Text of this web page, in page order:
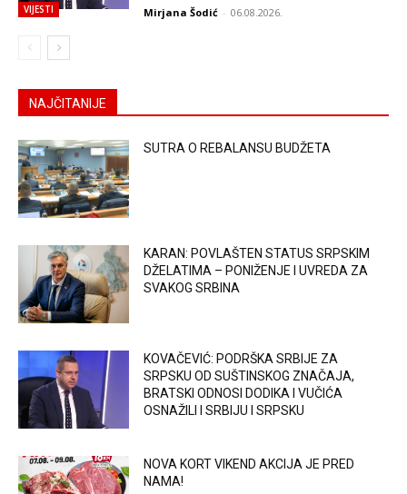
VIJESTI Mirjana Šodić - 06.08.2026.
NAJČITANIJE
SUTRA O REBALANSU BUDŽETA
KARAN: POVLAŠTEN STATUS SRPSKIM
DŽELATIMA – PONIŽENJE I UVREDA ZA
SVAKOG SRBINA
KOVAČEVIĆ: PODRŠKA SRBIJE ZA
SRPSKU OD SUŠTINSKOG ZNAČAJA,
BRATSKI ODNOSI DODIKA I VUČIĆA
OSNAŽILI I SRBIJU I SRPSKU
NOVA KORT VIKEND AKCIJA JE PRED
NAMA!